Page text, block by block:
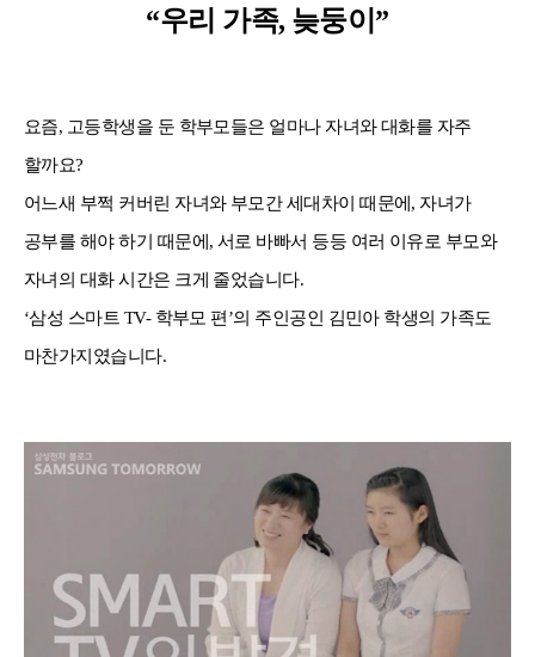
“우리 가족, 늦둥이”
요즘, 고등학생을 둔 학부모들은 얼마나 자녀와 대화를 자주
할까요?
어느새 부쩍 커버린 자녀와 부모간 세대차이 때문에, 자녀가
공부를 해야 하기 때문에, 서로 바빠서 등등 여러 이유로 부모와
자녀의 대화 시간은 크게 줄었습니다.
‘삼성 스마트 TV- 학부모 편’의 주인공인 김민아 학생의 가족도
마찬가지였습니다.